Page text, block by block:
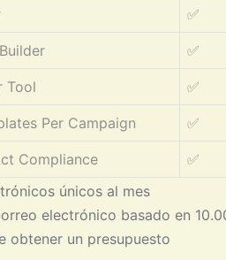
únicos al mes
electrónico basado en
obtener un presupuesto
✅
✅
Tool ✅
Per Campaign ✅
Compliance ✅